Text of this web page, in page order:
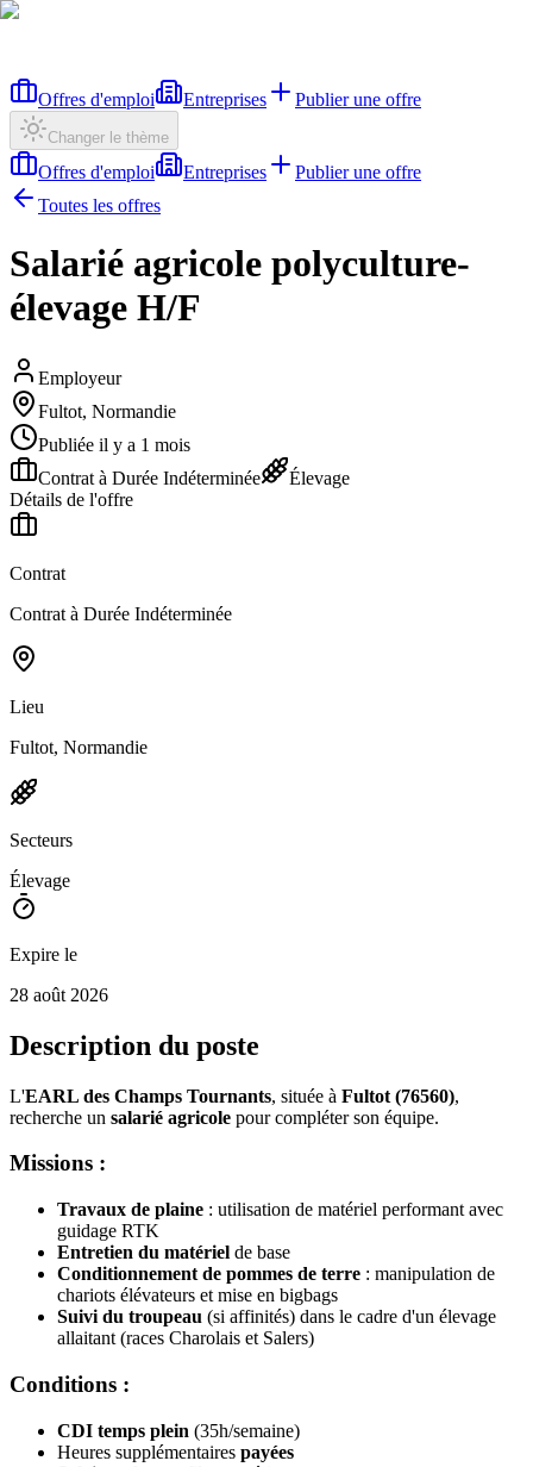
Offres d'emploi Entreprises Publier une offre
Changer le thème
Offres d'emploi Entreprises
Publier une offre
Toutes les offres
Salarié agricole polyculture-
élevage H/F
Employeur
Fultot, Normandie
Publiée il y a 1 mois
Contrat à Durée Indéterminée
Élevage
Détails de l'offre
Contrat
Contrat à Durée Indéterminée
Lieu
Fultot, Normandie
Secteurs
Élevage
Expire le
28 août 2026
Description du poste
L'EARL des Champs Tournants, située à Fultot (76560),
recherche un salarié agricole pour compléter son équipe.
Missions :
Travaux de plaine : utilisation de matériel performant avec
guidage RTK
Entretien du matériel de base
Conditionnement de pommes de terre : manipulation de
chariots élévateurs et mise en bigbags
Suivi du troupeau (si affinités) dans le cadre d'un élevage
allaitant (races Charolais et Salers)
Conditions :
CDI temps plein (35h/semaine)
Heures supplémentaires payées